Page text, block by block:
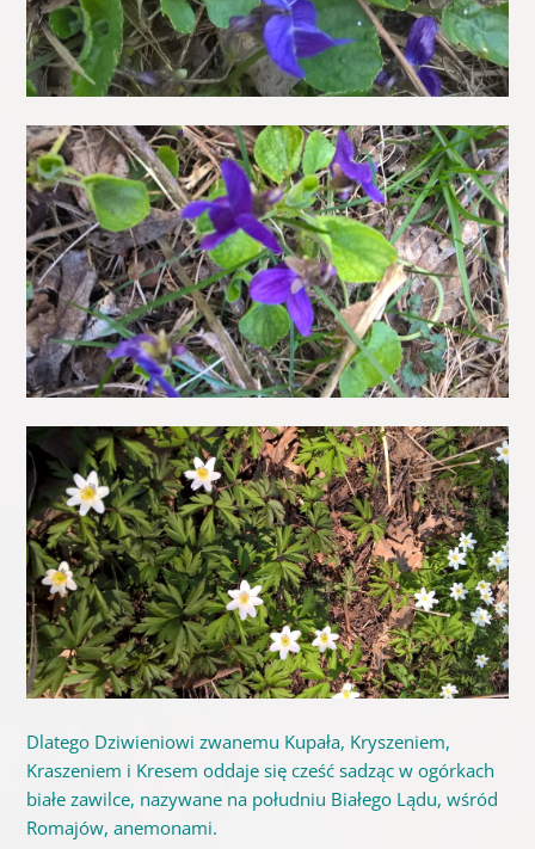
Dlatego Dziwieniowi zwanemu Kupała, Kryszeniem,
Kraszeniem i Kresem oddaje się cześć sadząc w ogórkach
białe zawilce, nazywane na południu Białego Lądu, wśród
Romajów, anemonami.